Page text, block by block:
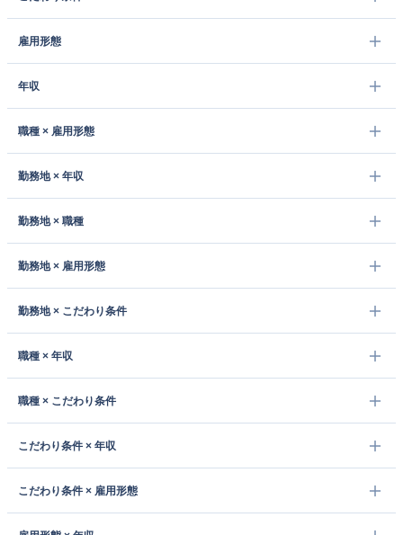
雇用形態
年収
職種 × 雇用形態
勤務地 × 年収
勤務地 × 職種
勤務地 × 雇用形態
勤務地 × こだわり条件
職種 × 年収
職種 × こだわり条件
こだわり条件 × 年収
こだわり条件 × 雇用形態